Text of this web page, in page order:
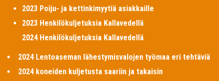
2023 Poiju- ja kettinkimyytiä asiakkaille
2023 Henkilökuljetuksia Kallavedellä
2024 Henkilökuljetuksia Kallavedellä
2024 Lentoaseman lähestymisvalojen työmaa eri tehtäviä
2024 koneiden kuljetusta saariin ja takaisin